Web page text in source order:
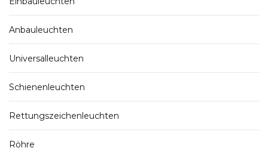
Anbauleuchten
Universalleuchten
Schienenleuchten
Rettungszeichenleuchten
Röhre